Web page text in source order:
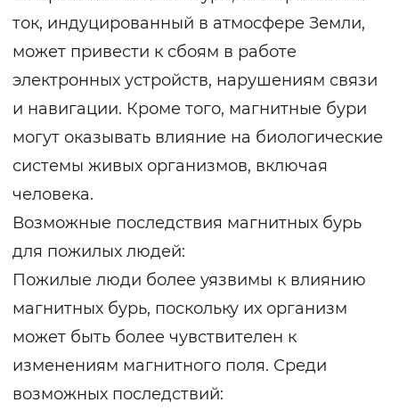
ток, индуцированный в атмосфере Земли,
может привести к сбоям в работе
электронных устройств, нарушениям связи
и навигации. Кроме того, магнитные бури
могут оказывать влияние на биологические
системы живых организмов, включая
человека.
Возможные последствия магнитных бурь
для пожилых людей:
Пожилые люди более уязвимы к влиянию
магнитных бурь, поскольку их организм
может быть более чувствителен к
изменениям магнитного поля. Среди
возможных последствий: